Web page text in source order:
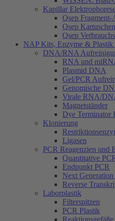
Kapillar
Qsep
Qsep Kartuschen
Qsep
NAP Kits, Enzyme & Plastik
DNA/RNA
RNA und
Plasmid DNA
Gel/PCR
Genomische
Virale RNA/
Magnetständer
Dye Terminator
Klonierung
Ligasen
PCR Reagenzien und
Quantitative
Endpunkt PCR
Next Generation
Reverse
Laborplastik
Filterspitzen
PCR Plastik
Reaktionsgefäße